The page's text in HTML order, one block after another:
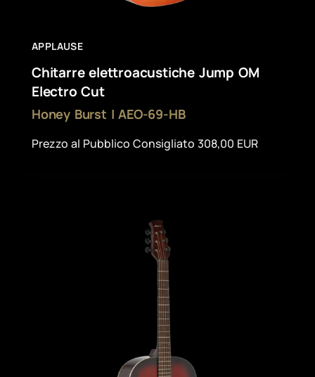
APPLAUSE
Chitarre elettroacustiche Jump OM
Electro Cut
Honey Burst | AEO-69-HB
Prezzo al Pubblico Consigliato 308,00 EUR